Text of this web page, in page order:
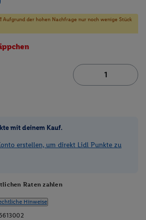
Aufgrund der hohen Nachfrage nur noch wenige Stück
mit deinem Kauf.
erstellen, um direkt Lidl Punkte zu
Raten zahlen
Hinweise